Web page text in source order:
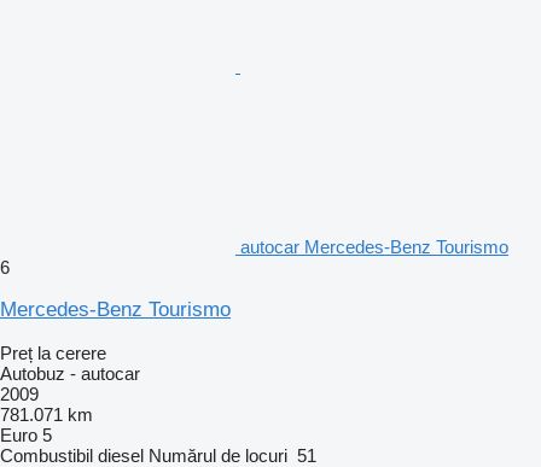
autocar Mercedes-Benz Tourismo
6
Mercedes-Benz Tourismo
Preț la cerere
Autobuz - autocar
2009
781.071 km
Euro 5
Combustibil diesel Numărul de locuri 51